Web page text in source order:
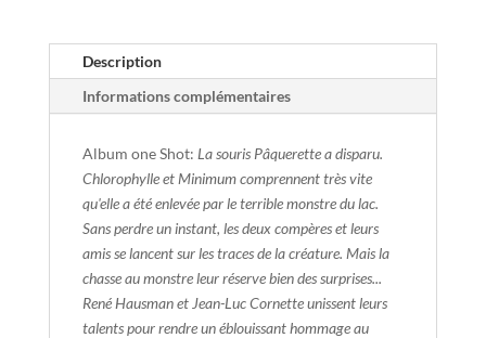
Description
Informations complémentaires
Album one Shot: La souris Pâquerette a disparu.
Chlorophylle et Minimum comprennent très vite
qu'elle a été enlevée par le terrible monstre du lac.
Sans perdre un instant, les deux compères et leurs
amis se lancent sur les traces de la créature. Mais la
chasse au monstre leur réserve bien des surprises...
René Hausman et Jean-Luc Cornette unissent leurs
talents pour rendre un éblouissant hommage au